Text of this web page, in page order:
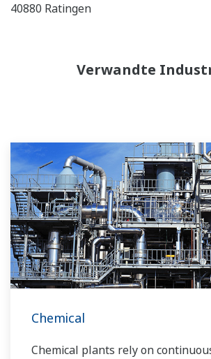
40880 Ratingen
Verwandte
Chemical
Chemical plants rely on